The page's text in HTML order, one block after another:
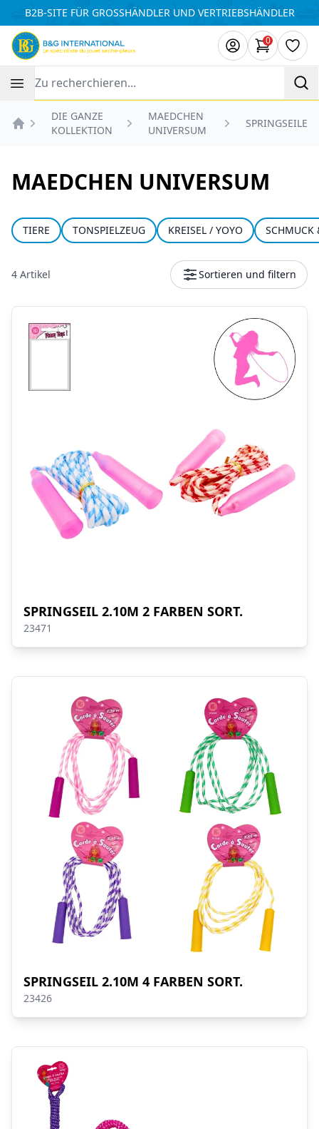
B2B-SITE FÜR GROSSHÄNDLER UND VERTRIEBSHÄNDLER
0
Artikel im
DIE GANZE
KOLLEKTION
MAEDCHEN
UNIVERSUM
SPRINGSEILE
MAEDCHEN UNIVERSUM
TIERE TONSPIELZEUG KREISEL / YOYO SCHMUCK
4 Artikel Sortieren und filtern
Produkte
SPRINGSEIL 2.10M 2 FARBEN SORT.
23471
SPRINGSEIL 2.10M 4 FARBEN SORT.
23426
Cookie-Einstellungen